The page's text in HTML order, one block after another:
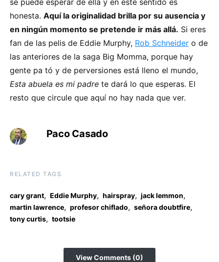
honesta. Aquí la originalidad brilla por su ausencia y
en ningún momento se pretende ir más allá. Si eres
fan de las pelis de Eddie Murphy, Rob Schneider o de
las anteriores de la saga Big Momma, porque hay
gente pa tó y de perversiones está lleno el mundo,
Esta abuela es mi padre te dará lo que esperas. El
resto que circule que aquí no hay nada que ver.
Paco Casado
RELATED TAGS
cary grant, Eddie Murphy, hairspray, jack lemmon,
martin lawrence, profesor chiflado, señora doubtfire,
tony curtis, tootsie
View Comments (0)